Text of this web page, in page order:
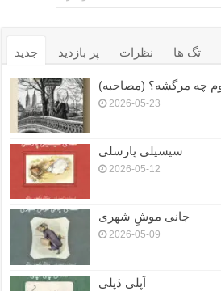
جدید پر بازدید نظرات تگ ها
چه مرگشه؟ (مصاحبه)
2026-05-23
سیسیلی پارسلی
2026-05-12
جانی موشِ شهری
2026-05-09
اَپلی دَپلی